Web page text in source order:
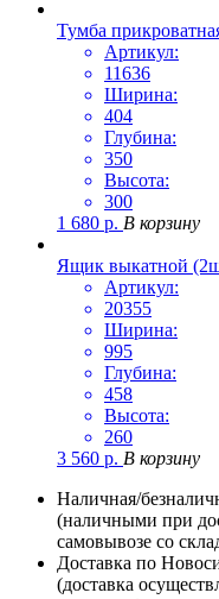
Тумба
Артикул:
11636
Ширина:
404
Глубина:
350
Высота:
300
1 680 р. В корзину
Ящик выкатной
Артикул:
20355
Ширина:
995
Глубина:
458
Высота:
260
3 560 р. В корзину
Наличная/
(наличными при
самовывозе со
Доставка по
(доставка